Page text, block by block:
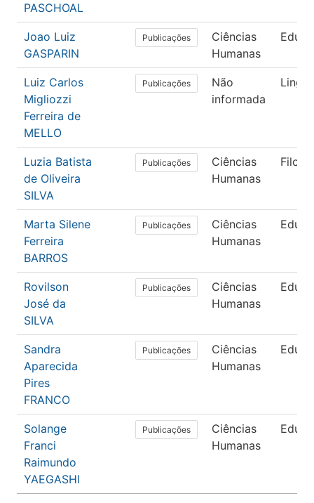
PASCHOAL
Joao Luiz
GASPARIN
Publicações
Ciências
Humanas
Luiz Carlos
Migliozzi
Ferreira de
MELLO
Publicações
Não
informada
Luzia Batista
de Oliveira
SILVA
Publicações
Ciências
Humanas
Marta Silene
Ferreira
BARROS
Publicações
Ciências
Humanas
Rovilson
José da
SILVA
Publicações
Ciências
Humanas
Sandra
Aparecida
Pires
FRANCO
Publicações
Ciências
Humanas
Solange
Franci
Raimundo
YAEGASHI
Publicações
Ciências
Humanas